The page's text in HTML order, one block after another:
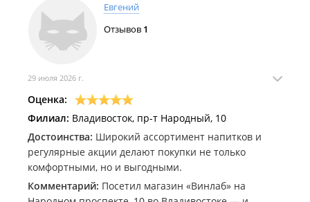
Евгений
Отзывов 1
29 июля 2026 г.
Оценка:
Филиал: Владивосток, пр-т Народный, 10
Достоинства: Широкий ассортимент напитков и
регулярные акции делают покупки не только
комфортными, но и выгодными.
Комментарий: Посетил магазин «Винлаб» на